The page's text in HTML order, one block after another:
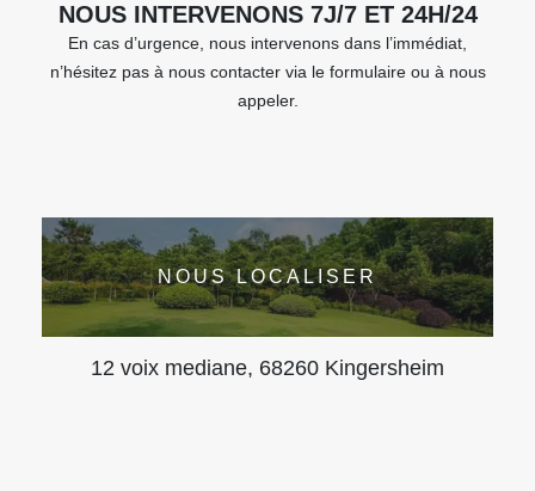
NOUS INTERVENONS 7J/7 ET 24H/24
En cas d’urgence, nous intervenons dans l’immédiat,
n’hésitez pas à nous contacter via le formulaire ou à nous
appeler.
NOUS LOCALISER
12 voix mediane, 68260 Kingersheim